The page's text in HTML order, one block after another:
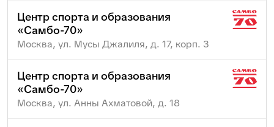
Центр спорта и образования
«Самбо-70»
Москва, ул. Мусы Джалиля, д. 17, корп. 3
Центр спорта и образования
«Самбо-70»
Москва, ул. Анны Ахматовой, д. 18